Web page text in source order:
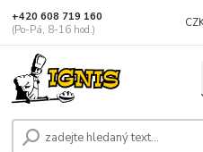
+420 608 719 160
(Po-Pá, 8-16 hod.)